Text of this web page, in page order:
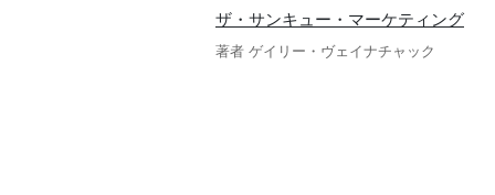
ザ・サンキュー・マーケティング
著者 ゲイリー・ヴェイナチャック